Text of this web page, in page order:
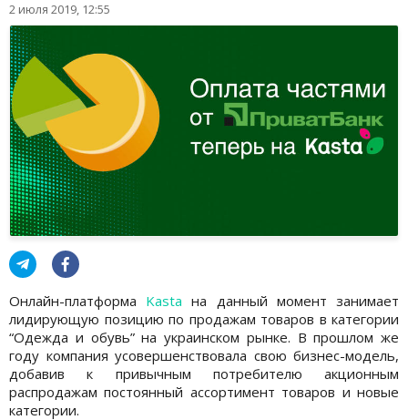
2 июля 2019, 12:55
Онлайн-платформа Kasta на данный момент занимает
лидирующую позицию по продажам товаров в категории
“Одежда и обувь” на украинском рынке. В прошлом же
году компания усовершенствовала свою бизнес-модель,
добавив к привычным потребителю акционным
распродажам постоянный ассортимент товаров и новые
категории.